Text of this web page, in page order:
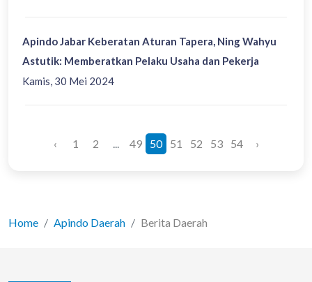
Kamis, 30 Mei 2024
Apindo Jabar Keberatan Aturan Tapera, Ning Wahyu
Astutik: Memberatkan Pelaku Usaha dan Pekerja
‹ 1 2 ... 49 50 51 52 53 54 ›
Home Apindo Daerah Berita Daerah